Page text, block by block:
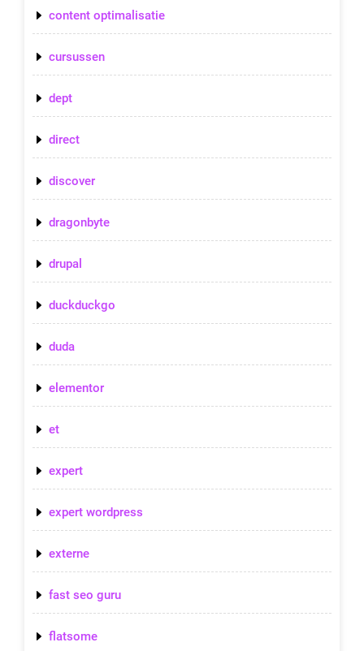
content optimalisatie
cursussen
dept
direct
discover
dragonbyte
drupal
duckduckgo
duda
elementor
et
expert
expert wordpress
externe
fast seo guru
flatsome